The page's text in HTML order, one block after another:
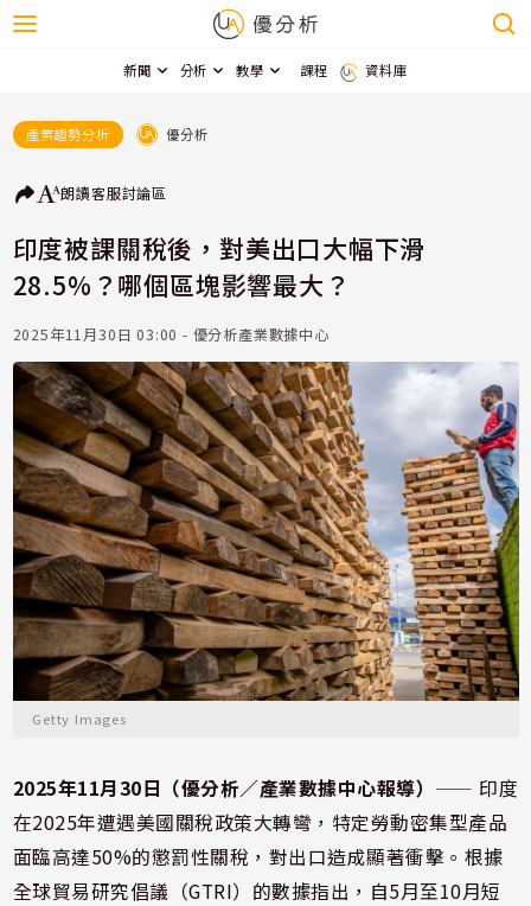
新聞 分析 教學 課程 資料庫
產業趨勢分析 優分析
朗讀客服討論區
印度被課關稅後，對美出口大幅下滑
28.5%？哪個區塊影響最大？
2025年11月30日 03:00 - 優分析產業數據中心
Getty Images
2025年11月30日（優分析／產業數據中心報導） ⸺ 印度
在2025年遭遇美國關稅政策大轉彎，特定勞動密集型產品
面臨高達50%的懲罰性關稅，對出口造成顯著衝擊。根據
全球貿易研究倡議（GTRI）的數據指出，自5月至10月短